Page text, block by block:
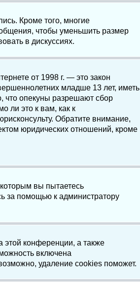
Кроме того, многие
чтобы уменьшить размер
в дискуссиях.
от 1998 г. — это закон
младше 13 лет, иметь
что опекуны разрешают сбор
ли это к вам, как к
Обратите внимание,
юридических отношений, кроме
вы пытаетесь
за помощью к администратору
этой конференции, а также
включена
удаление cookies поможет.